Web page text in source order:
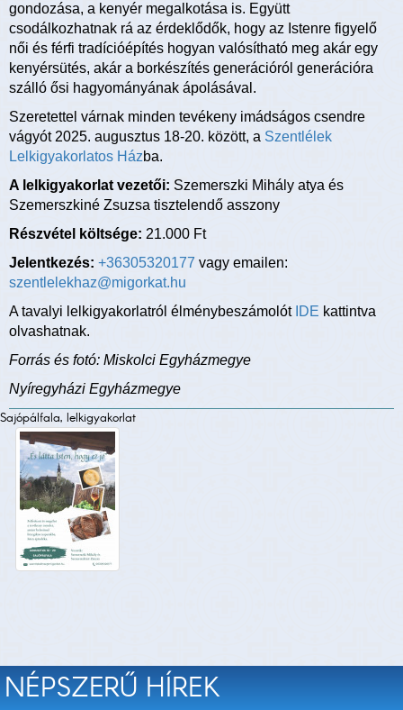
gondozása, a kenyér megalkotása is. Együtt
csodálkozhatnak rá az érdeklődők, hogy az Istenre figyelő
női és férfi tradícióépítés hogyan valósítható meg akár egy
kenyérsütés, akár a borkészítés generációról generációra
szálló ősi hagyományának ápolásával.
Szeretettel várnak minden tevékeny imádságos csendre
vágyót 2025. augusztus 18-20. között, a Szentlélek
Lelkigyakorlatos Házba.
A lelkigyakorlat vezetői: Szemerszki Mihály atya és
Szemerszkiné Zsuzsa tisztelendő asszony
Részvétel költsége: 21.000 Ft
Jelentkezés: +36305320177 vagy emailen:
szentlelekhaz@migorkat.hu
A tavalyi lelkigyakorlatról élménybeszámolót IDE kattintva
olvashatnak.
Forrás és fotó: Miskolci Egyházmegye
Nyíregyházi Egyházmegye
Sajópálfala, lelkigyakorlat
NÉPSZERŰ HÍREK